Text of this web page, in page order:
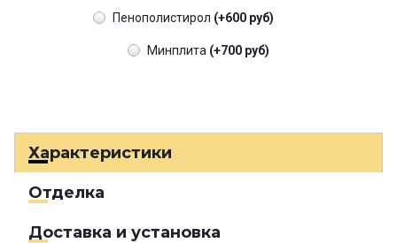
Пенополистирол (+600 руб)
Минплита (+700 руб)
Характеристики
Отделка
Доставка и установка